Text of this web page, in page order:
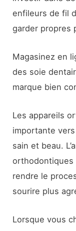
enfileurs de fil
garder propres
Magasinez en
des soie
marque bien
Les appareils
importante
sain et beau.
orthodontiques
rendre le
sourire plus
Lorsque vous